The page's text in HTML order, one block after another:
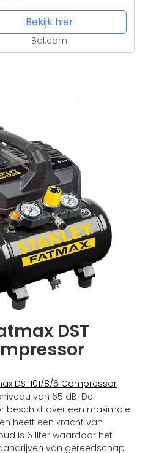
Bekijk hier
Bol.com
DST
DST101/8/6 Compressor
van 65 dB. De
beschikt over een maximale
heeft een kracht van
is 6 liter waardoor het
van gereedschap